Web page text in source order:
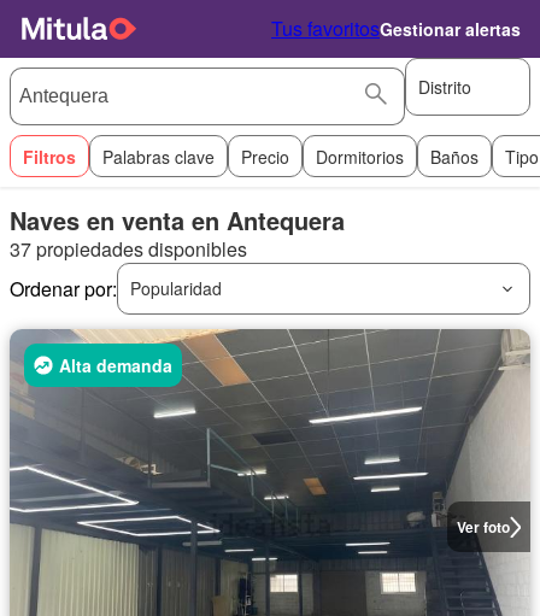
Tus favoritosGestionar alertas
Distrito
Filtros Palabras clave Precio Dormitorios Baños
Naves en venta en Antequera
37 propiedades disponibles
Ordenar por:
Popularidad
Ver foto
Alta demanda